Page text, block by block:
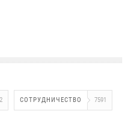
СОТРУДНИЧЕСТВО 7591